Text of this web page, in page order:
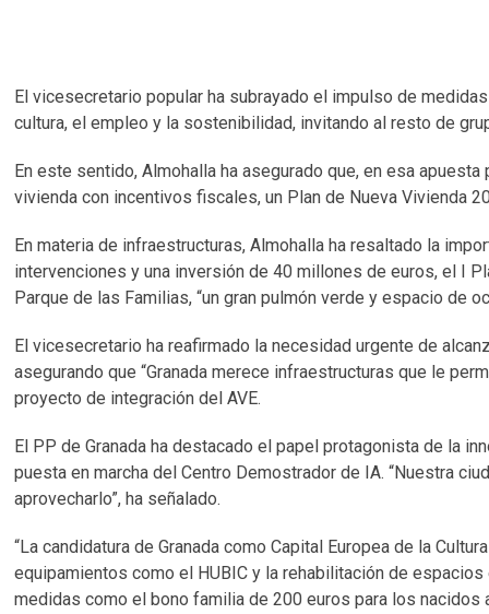
El vicesecretario popular ha subrayado el impulso de
cultura, el empleo y la sostenibilidad, invitando al resto de
En este sentido, Almohalla ha asegurado que, en esa apuesta
vivienda con incentivos fiscales, un Plan de Nueva Vivienda
En materia de infraestructuras, Almohalla ha resaltado la
intervenciones y una inversión de 40 millones de euros, el I
Parque de las Familias, “un gran pulmón verde y espacio de
El vicesecretario ha reafirmado la necesidad urgente de
asegurando que “Granada merece infraestructuras que le
proyecto de integración del AVE.
El PP de Granada ha destacado el papel protagonista de la
puesta en marcha del Centro Demostrador de IA. “Nuestra
aprovecharlo”, ha señalado.
“La candidatura de Granada como Capital Europea de la
equipamientos como el HUBIC y la rehabilitación de
medidas como el bono familia de 200 euros para los